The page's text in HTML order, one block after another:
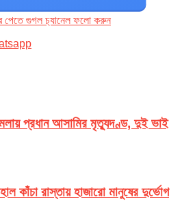
পেতে গুগল চ‌্যানেল ফলো করুন
প্রধান আসামির মৃত্যুদণ্ড, দুই ভাই
কাঁচা রাস্তায় হাজারো মানুষের দুর্ভোগ